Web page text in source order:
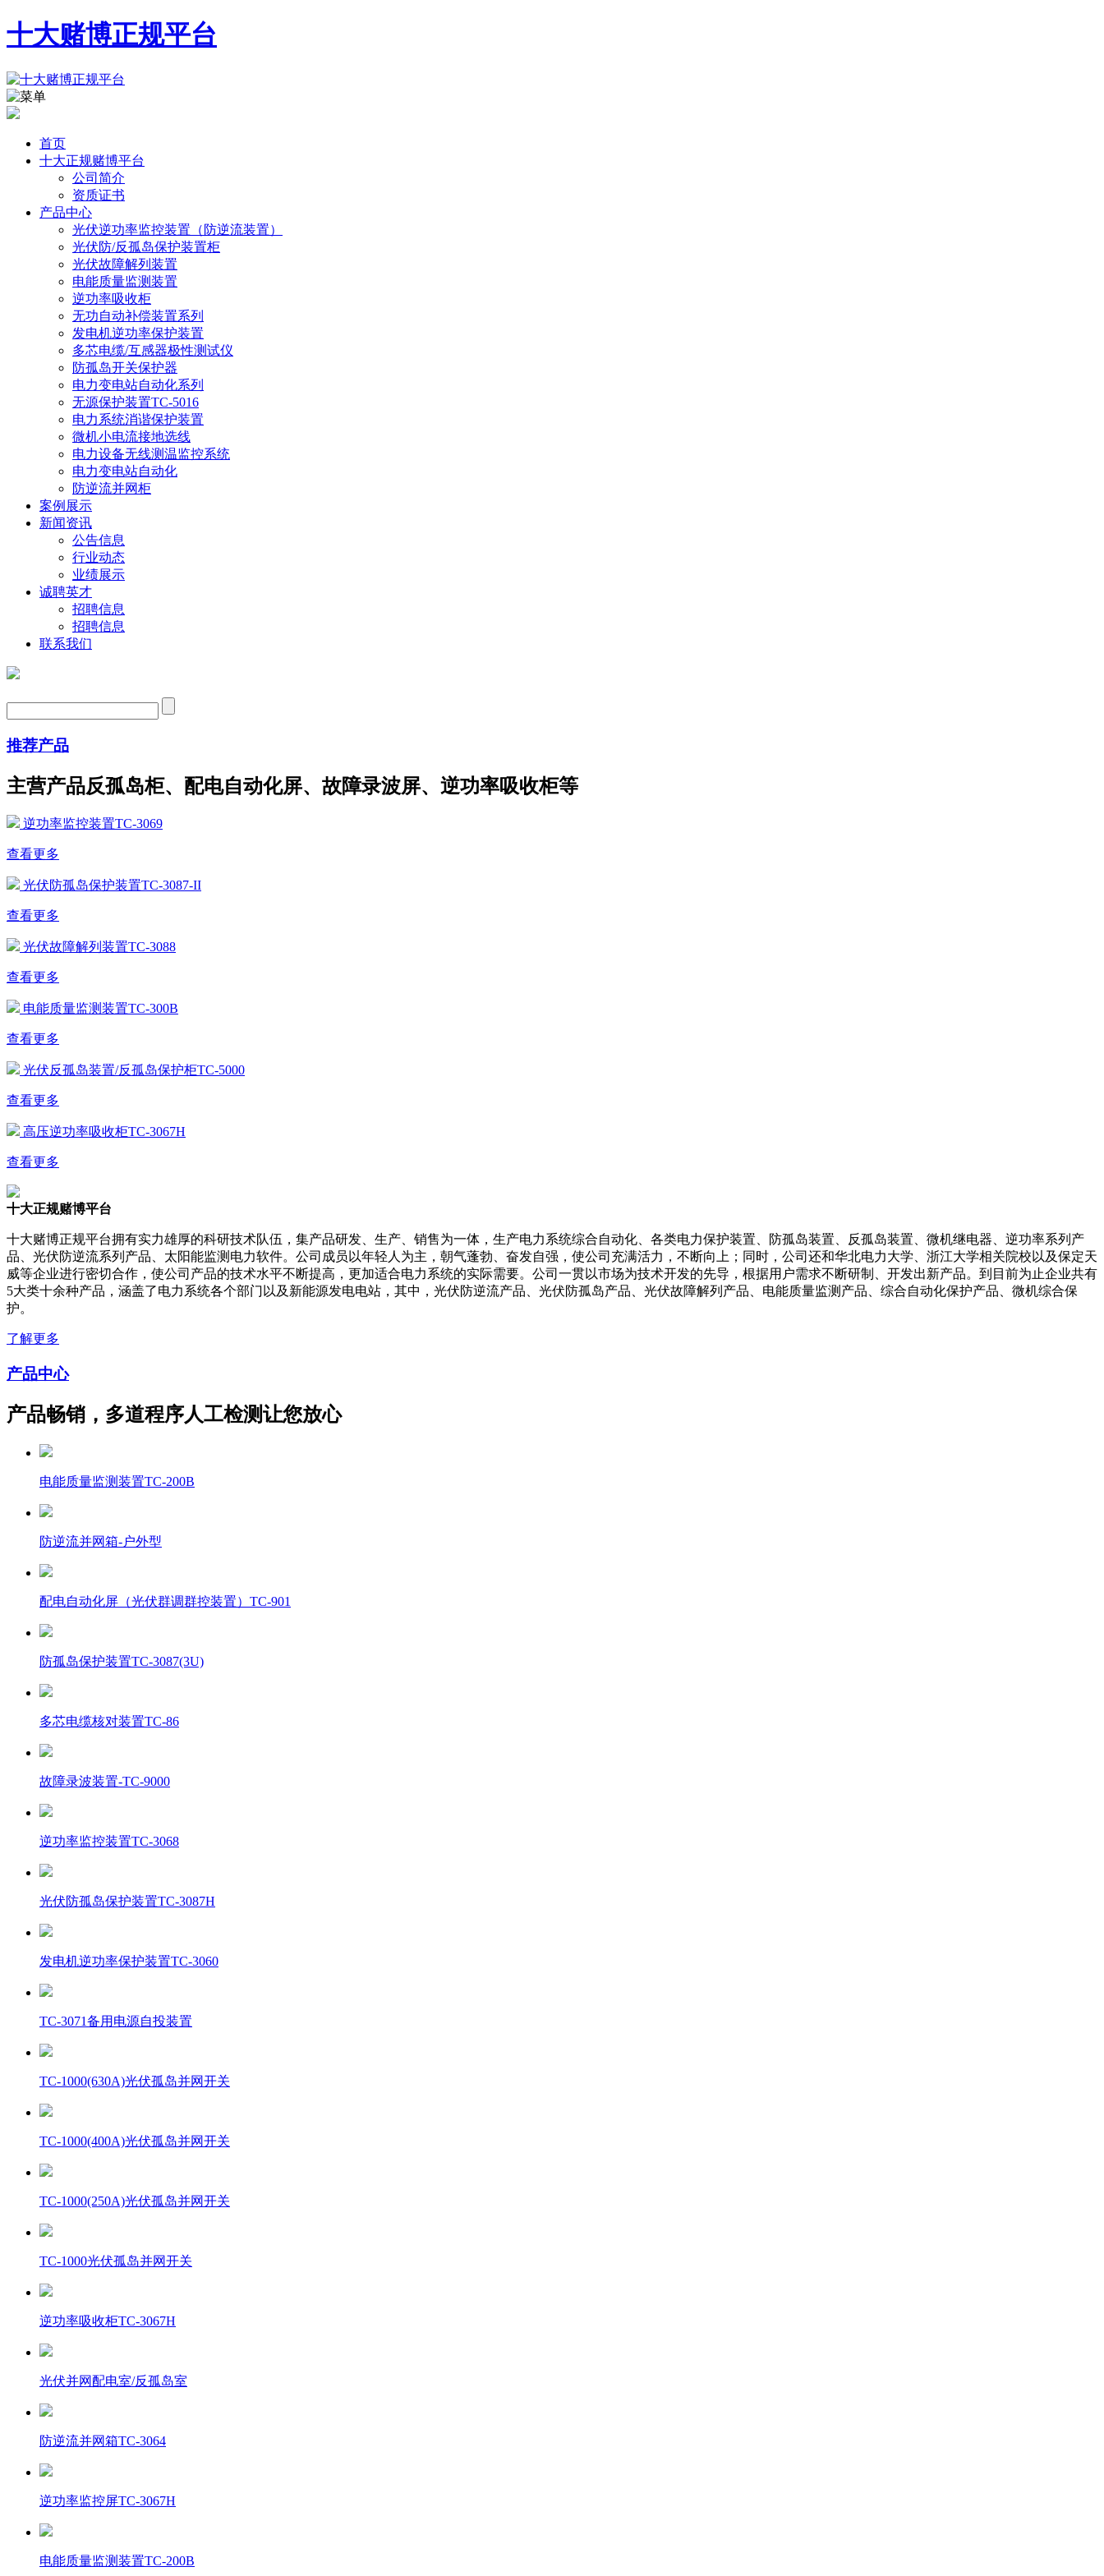
十大赌博正规平台
首页
十大正规赌博平台
公司简介
资质证书
产品中心
光伏逆功率监控装置（防逆流装置）
光伏防/反孤岛保护装置柜
光伏故障解列装置
电能质量监测装置
逆功率吸收柜
无功自动补偿装置系列
发电机逆功率保护装置
多芯电缆/互感器极性测试仪
防孤岛开关保护器
电力变电站自动化系列
无源保护装置TC-5016
电力系统消谐保护装置
微机小电流接地选线
电力设备无线测温监控系统
电力变电站自动化
防逆流并网柜
案例展示
新闻资讯
公告信息
行业动态
业绩展示
诚聘英才
招聘信息
招聘信息
联系我们
推荐产品
主营产品反孤岛柜、配电自动化屏、故障录波屏、逆功率吸收柜等
逆功率监控装置TC-3069
查看更多
光伏防孤岛保护装置TC-3087-II
查看更多
光伏故障解列装置TC-3088
查看更多
电能质量监测装置TC-300B
查看更多
光伏反孤岛装置/反孤岛保护柜TC-5000
查看更多
高压逆功率吸收柜TC-3067H
查看更多
十大正规赌博平台
十大赌博正规平台拥有实力雄厚的科研技术队伍，集产品研发、生产、销售为一体，生产电力系统综合自动化、各类电力保护装置、防孤岛装置、反孤岛装置、微机继电器、逆功率系列产
品、光伏防逆流系列产品、太阳能监测电力软件。公司成员以年轻人为主，朝气蓬勃、奋发自强，使公司充满活力，不断向上；同时，公司还和华北电力大学、浙江大学相关院校以及保定天
威等企业进行密切合作，使公司产品的技术水平不断提高，更加适合电力系统的实际需要。公司一贯以市场为技术开发的先导，根据用户需求不断研制、开发出新产品。到目前为止企业共有
5大类十余种产品，涵盖了电力系统各个部门以及新能源发电电站，其中，光伏防逆流产品、光伏防孤岛产品、光伏故障解列产品、电能质量监测产品、综合自动化保护产品、微机综合保
护。
了解更多
产品中心
产品畅销，多道程序人工检测让您放心
电能质量监测装置TC-200B
防逆流并网箱-户外型
配电自动化屏（光伏群调群控装置）TC-901
防孤岛保护装置TC-3087(3U)
多芯电缆核对装置TC-86
故障录波装置-TC-9000
逆功率监控装置TC-3068
光伏防孤岛保护装置TC-3087H
发电机逆功率保护装置TC-3060
TC-3071备用电源自投装置
TC-1000(630A)光伏孤岛并网开关
TC-1000(400A)光伏孤岛并网开关
TC-1000(250A)光伏孤岛并网开关
TC-1000光伏孤岛并网开关
逆功率吸收柜TC-3067H
光伏并网配电室/反孤岛室
防逆流并网箱TC-3064
逆功率监控屏TC-3067H
电能质量监测装置TC-200B